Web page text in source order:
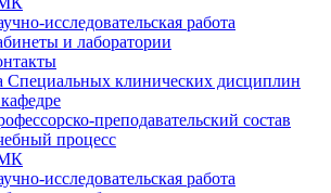
исследовательская работа
и лаборатории
Специальных клинических дисциплин
преподавательский состав
процесс
исследовательская работа